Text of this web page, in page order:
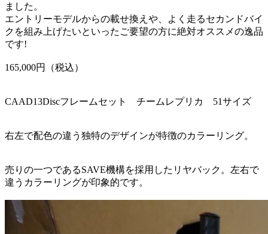
ました。
エントリーモデルからの載せ換えや、よく走るセカンドバイ
クを組み上げたいといったご要望の方に絶対オススメの逸品
です!
165,000円（税込）
CAAD13Discフレームセット チームレプリカ 51サイズ
右左で配色の違う独特のデザインが特徴のカラーリング。
売りの一つであるSAVE機構を採用したリヤバック。左右で
違うカラーリングが印象的です。